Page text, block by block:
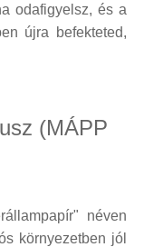
odafigyelsz, és a
újra befekteted,
(MÁPP
néven
környezetben jól